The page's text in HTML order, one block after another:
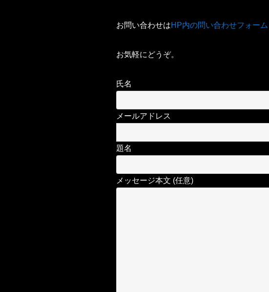
お問い合わせはHP内の問い合わせフォーム
お気軽にどうぞ。
氏名
メールアドレス
題名
メッセージ本文 (任意)